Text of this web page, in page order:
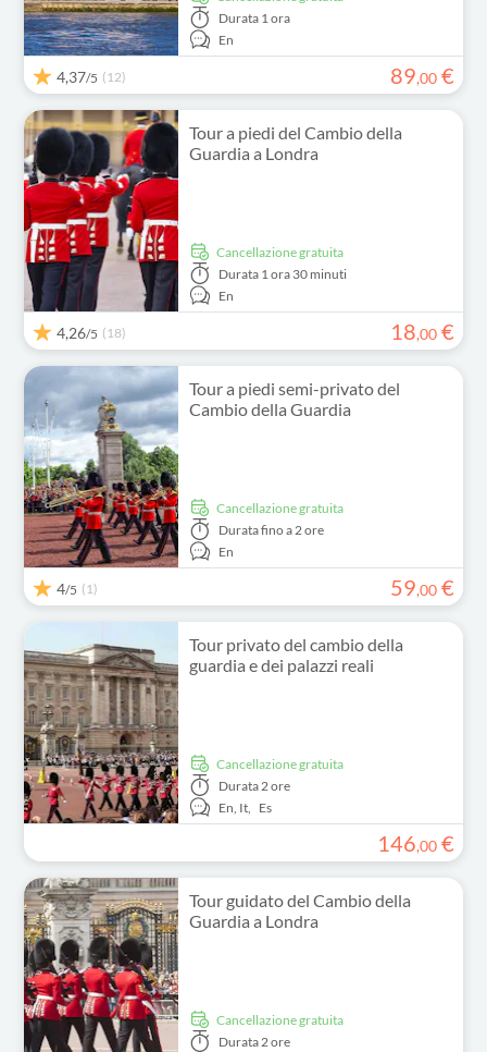
Durata 1 ora
En
4,37/5 (12) 89,00 €
Tour a piedi del Cambio della
Guardia a Londra
Cancellazione gratuita
Durata 1 ora 30 minuti
En
4,26/5 (18) 18,00 €
Tour a piedi semi-privato del
Cambio della Guardia
Cancellazione gratuita
Duratafino a 2 ore
En
4/5 (1) 59,00 €
Tour privato del cambio della
guardia e dei palazzi reali
Cancellazione gratuita
Durata 2 ore
En, It, Es
146,00 €
Tour guidato del Cambio della
Guardia a Londra
Cancellazione gratuita
Durata 2 ore